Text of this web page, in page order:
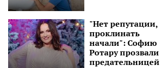
"Нет репутации,
проклинать
начали": Софию
Ротару прозвали
предательницей